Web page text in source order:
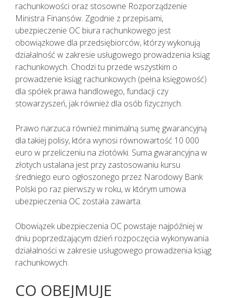
rachunkowości oraz stosowne Rozporządzenie
Ministra Finansów. Zgodnie z przepisami,
ubezpieczenie OC biura rachunkowego jest
obowiązkowe dla przedsiębiorców, którzy wykonują
działalność w zakresie usługowego prowadzenia ksiąg
rachunkowych. Chodzi tu przede wszystkim o
prowadzenie ksiąg rachunkowych (pełna księgowość)
dla spółek prawa handlowego, fundacji czy
stowarzyszeń, jak również dla osób fizycznych.
Prawo narzuca również minimalną sumę gwarancyjną
dla takiej polisy, która wynosi równowartość 10 000
euro w przeliczeniu na złotówki. Suma gwarancyjna w
złotych ustalana jest przy zastosowaniu kursu
średniego euro ogłoszonego przez Narodowy Bank
Polski po raz pierwszy w roku, w którym umowa
ubezpieczenia OC została zawarta.
Obowiązek ubezpieczenia OC powstaje najpóźniej w
dniu poprzedzającym dzień rozpoczęcia wykonywania
działalności w zakresie usługowego prowadzenia ksiąg
rachunkowych.
CO OBEJMUJE